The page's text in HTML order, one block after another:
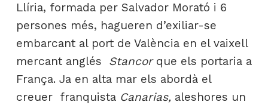
Llíria, formada per Salvador Morató i 6
persones més, hagueren d’exiliar-se
embarcant al port de València en el vaixell
mercant anglés Stancor que els portaria a
França. Ja en alta mar els abordà el
creuer franquista Canarias, aleshores un